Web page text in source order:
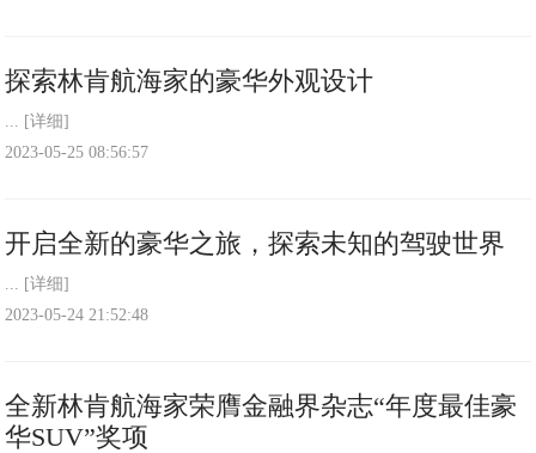
探索林肯航海家的豪华外观设计
... [详细]
2023-05-25 08:56:57
开启全新的豪华之旅，探索未知的驾驶世界
... [详细]
2023-05-24 21:52:48
全新林肯航海家荣膺金融界杂志“年度最佳豪
华SUV”奖项